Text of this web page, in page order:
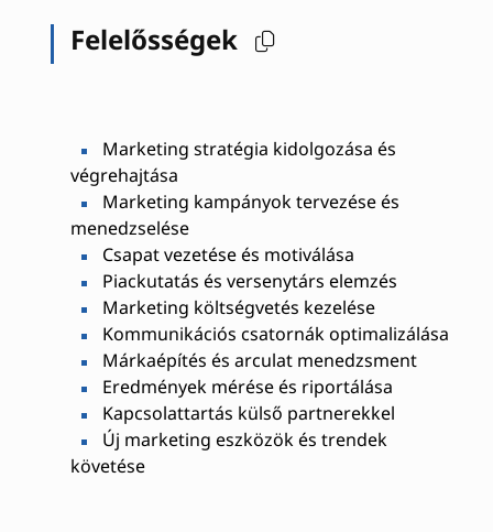
Felelősségek
Marketing stratégia kidolgozása és
végrehajtása
Marketing kampányok tervezése és
menedzselése
Csapat vezetése és motiválása
Piackutatás és versenytárs elemzés
Marketing költségvetés kezelése
Kommunikációs csatornák optimalizálása
Márkaépítés és arculat menedzsment
Eredmények mérése és riportálása
Kapcsolattartás külső partnerekkel
Új marketing eszközök és trendek
követése